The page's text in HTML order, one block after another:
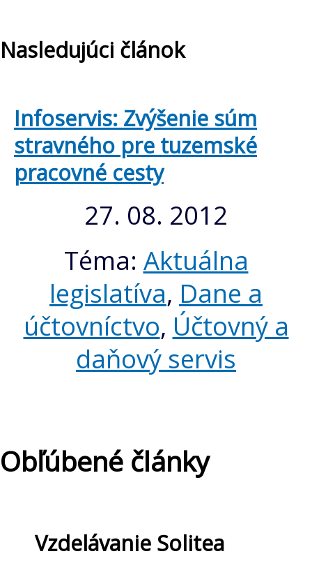
Nasledujúci článok
Infoservis: Zvýšenie súm
stravného pre tuzemské
pracovné cesty
27. 08. 2012
Téma: Aktuálna
legislatíva, Dane a
účtovníctvo, Účtovný a
daňový servis
Obľúbené články
Vzdelávanie Solitea